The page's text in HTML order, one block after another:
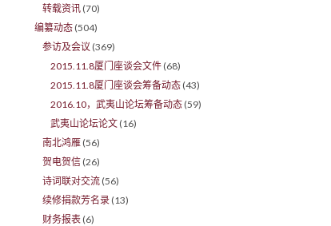
转载资讯 (70)
编纂动态 (504)
参访及会议 (369)
2015.11.8厦门座谈会文件 (68)
2015.11.8厦门座谈会筹备动态 (43)
2016.10，武夷山论坛筹备动态 (59)
武夷山论坛论文 (16)
南北鸿雁 (56)
贺电贺信 (26)
诗词联对交流 (56)
续修捐款芳名录 (13)
财务报表 (6)